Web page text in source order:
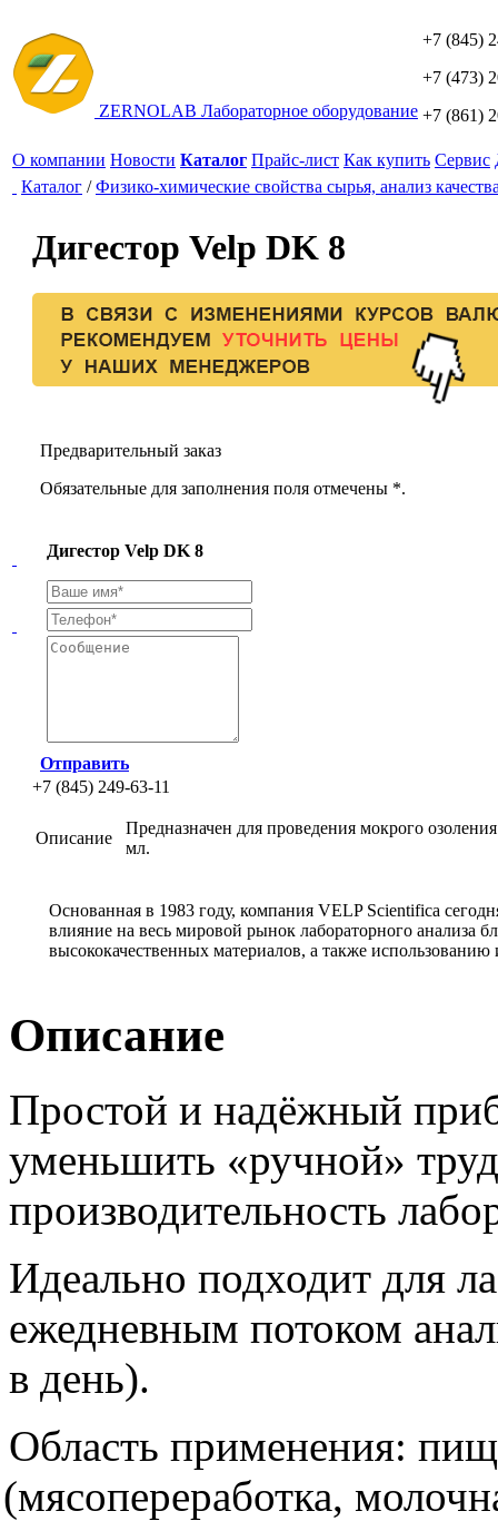
ZERNOLAB Лабораторное оборудование
+7 (845)
+7 (473)
+7 (861)
О компании Новости Каталог Прайс-лист Как купить Сервис
Каталог /Физико-химические свойства сырья, анализ
Дигестор Velp DK 8
Предварительный заказ
Обязательные для заполнения поля отмечены *.
Дигестор Velp DK 8
Отправить
+7 (845) 249-63-11
Описание
Предназначен для проведения мокрого
мл.
Основанная в 1983 году, компания VELP Scientifica
влияние на весь мировой рынок лабораторного анализа
высококачественных материалов, а также
Описание
Простой и надёжный
уменьшить «ручной»
производительность
Идеально подходит для
ежедневным потоком
в день).
Область применения:
(мясопереработка,